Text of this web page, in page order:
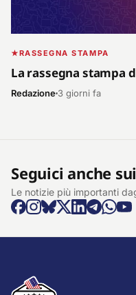
RASSEGNA STAMPA
La rassegna stampa
Redazione 3 giorni fa
Seguici anche
Le notizie più importanti